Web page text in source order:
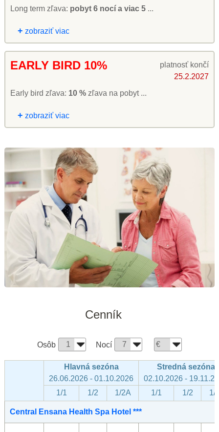
Long term zľava: pobyt 6 nocí a viac 5 ...
+ zobraziť viac
EARLY BIRD 10%
platnosť končí
25.2.2027
Early bird zľava: 10 % zľava na pobyt ...
+ zobraziť viac
Cenník
Osôb Nocí
Hlavná sezóna
26.06.2026 - 01.10.2026
Stredná sezóna
02.10.2026 -
1/1
1/2 1/2A 1/1 1/2 1/
Central Ensana Health Spa Hotel ***